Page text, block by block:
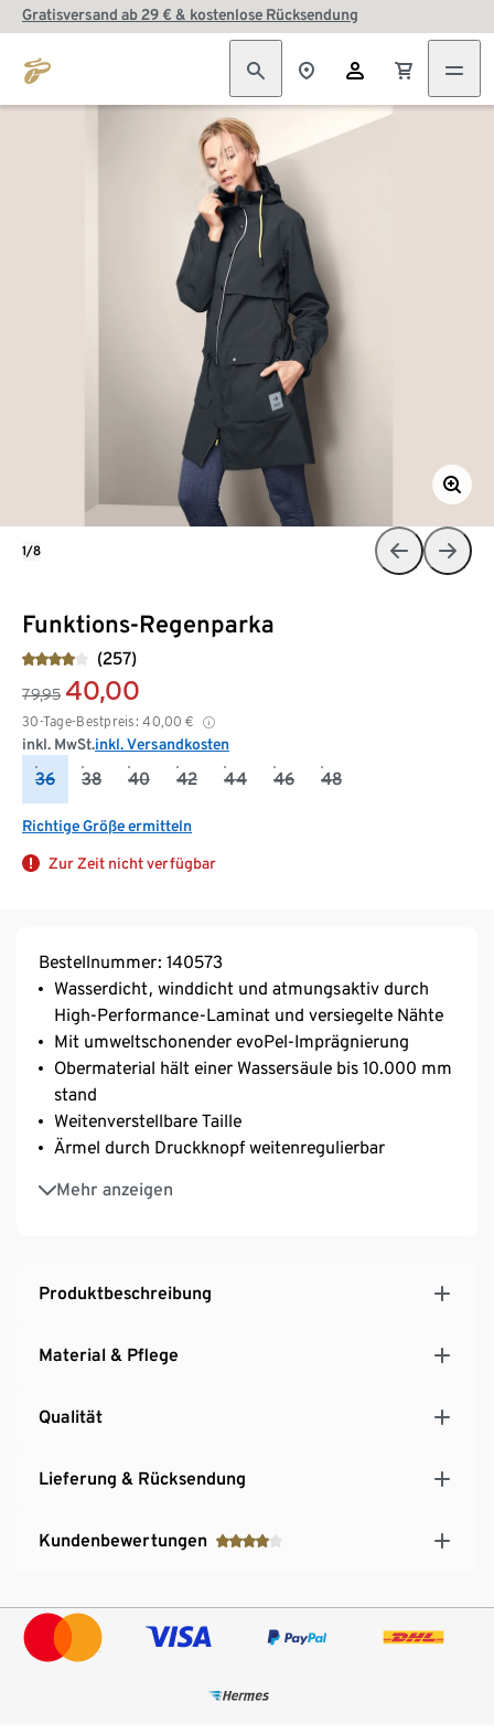
Gratisversand ab 29 € & kostenlose Rücksendung
Funktions-Regenparka
(257)
79,95 40,00
30-Tage-Bestpreis: 40,00 €
inkl. MwSt.inkl. Versandkosten
36 38 40 42 44 46 48
Richtige Größe ermitteln
Zur Zeit nicht verfügbar
1/8
Bestellnummer: 140573
Wasserdicht, winddicht und atmungsaktiv durch
High-Performance-Laminat und versiegelte Nähte
Mit umweltschonender evoPel-Imprägnierung
Obermaterial hält einer Wassersäule bis 10.000 mm
stand
Weitenverstellbare Taille
Ärmel durch Druckknopf weitenregulierbar
Mehr anzeigen
2 aufgesetzte Taschen mit Druckknöpfen
Kapuze mit Schirm
2 Innentaschen
Bequeme Damenjacke für einen sportlich-eleganten
Mit angenehm weichem Taffetafutter für hohen
Reflektierende Elemente
2-Wege-Reißverschluss für optimale
Bewegungsfreiheit
Als Rucksack tragbar – gut gewappnet für jede
Produktbeschreibung
Material & Pflege
Qualität
Lieferung & Rücksendung
Kundenbewertungen